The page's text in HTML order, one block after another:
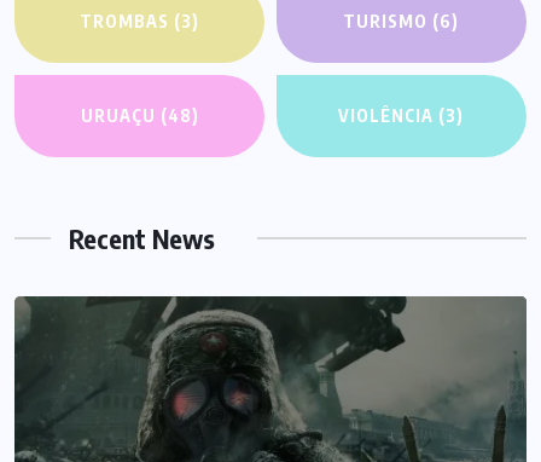
TROMBAS (3) TURISMO (6)
URUAÇU (48) VIOLÊNCIA (3)
Recent News